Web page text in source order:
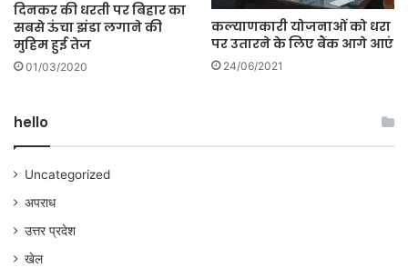
दिनकर की धरती पर बिहार का
सबसे ऊंचा झंडा लगाने की
मुहिम हुई तेज
01/03/2020
कल्याणकारी योजनाओं को धरा
पर उतारने के लिए बैंक आगे आएं
24/06/2021
hello
Uncategorized
अपराध
उत्तर प्रदेश
खेल